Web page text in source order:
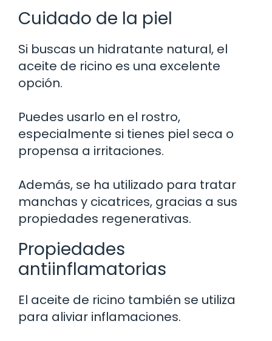
Cuidado de la piel
Si buscas un hidratante natural, el
aceite de ricino es una excelente
opción.
Puedes usarlo en el rostro,
especialmente si tienes piel seca o
propensa a irritaciones.
Además, se ha utilizado para tratar
manchas y cicatrices, gracias a sus
propiedades regenerativas.
Propiedades
antiinflamatorias
El aceite de ricino también se utiliza
para aliviar inflamaciones.